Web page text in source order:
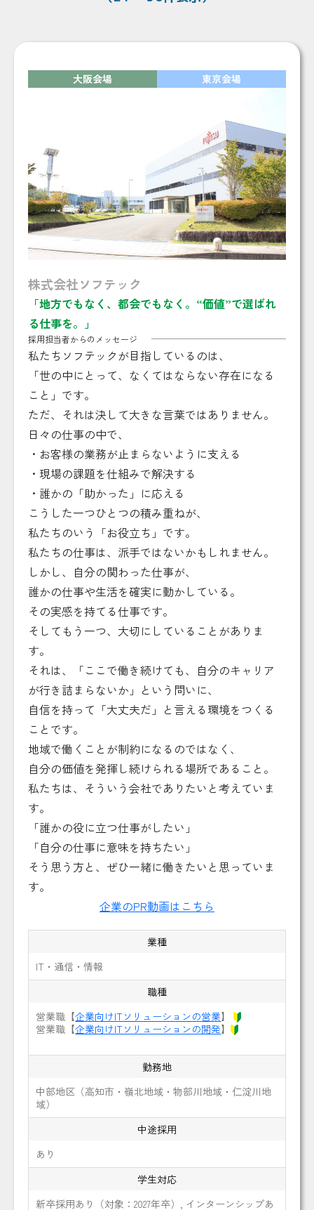
大阪会場 東京会場
株式会社ソフテック
「地方でもなく、都会でもなく。“価値”で選ばれ
る仕事を。」
採用担当者からのメッセージ
私たちソフテックが目指しているのは、
「世の中にとって、なくてはならない存在になる
こと」です。
ただ、それは決して大きな言葉ではありません。
日々の仕事の中で、
・お客様の業務が止まらないように支える
・現場の課題を仕組みで解決する
・誰かの「助かった」に応える
こうした一つひとつの積み重ねが、
私たちのいう「お役立ち」です。
私たちの仕事は、派手ではないかもしれません。
しかし、自分の関わった仕事が、
誰かの仕事や生活を確実に動かしている。
その実感を持てる仕事です。
そしてもう一つ、大切にしていることがありま
す。
それは、「ここで働き続けても、自分のキャリア
が行き詰まらないか」という問いに、
自信を持って「大丈夫だ」と言える環境をつくる
ことです。
地域で働くことが制約になるのではなく、
自分の価値を発揮し続けられる場所であること。
私たちは、そういう会社でありたいと考えていま
す。
「誰かの役に立つ仕事がしたい」
「自分の仕事に意味を持ちたい」
そう思う方と、ぜひ一緒に働きたいと思っていま
す。
企業のPR動画はこちら
業種
IT・通信・情報
職種
営業職【企業向けITソリューションの営業】
営業職【企業向けITソリューションの開発】
勤務地
中部地区（高知市・嶺北地域・物部川地域・仁淀川地
域）
中途採用
あり
学生対応
新卒採用あり（対象：2027年卒）, インターンシップあ